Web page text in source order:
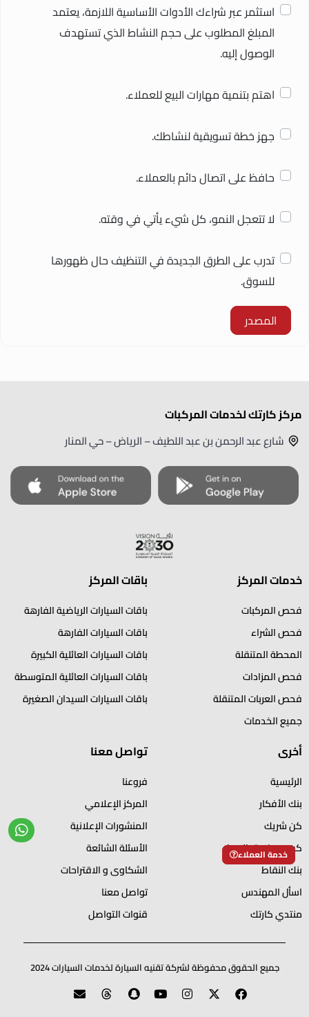
خدمة العملاء
استثمر عبر شراءك الأدوات الأساسية اللازمة، يعتمد
المبلغ المطلوب على حجم النشاط الذي تستهدف
الوصول إليه.
اهتم بتنمية مهارات البيع للعملاء.
جهز خطة تسويقية لنشاطك.
حافظ على اتصال دائم بالعملاء.
لا تتعجل النمو، كل شيء يأتي في وقته.
تدرب على الطرق الجديدة في التنظيف حال ظهورها
للسوق.
المصدر
مركز كارتك لخدمات المركبات
شارع عبد الرحمن بن عبد اللطيف – الرياض – حي المنار
خدمات المركز
فحص المركبات
فحص الشراء
المحطة المتنقلة
فحص المزادات
فحص العربات المتنقلة
جميع الخدمات
باقات المركز
باقات السيارات الرياضية الفارهة
باقات السيارات الفارهة
باقات السيارات العائلية الكبيرة
باقات السيارات العائلية المتوسطة
باقات السيارات السيدان الصغيرة
أخرى
الرئيسية
بنك الأفكار
كن شريك
كن من فريق العمل
بنك النقاط
اسأل المهندس
منتدي كارتك
تواصل معنا
فروعنا
المركز الإعلامي
المنشورات الإعلانية
الأسئلة الشائعة
الشكاوى و الاقتراحات
تواصل معنا
قنوات التواصل
جميع الحقوق محفوظة لشركة تقنيه السيارة لخدمات السيارات 2024